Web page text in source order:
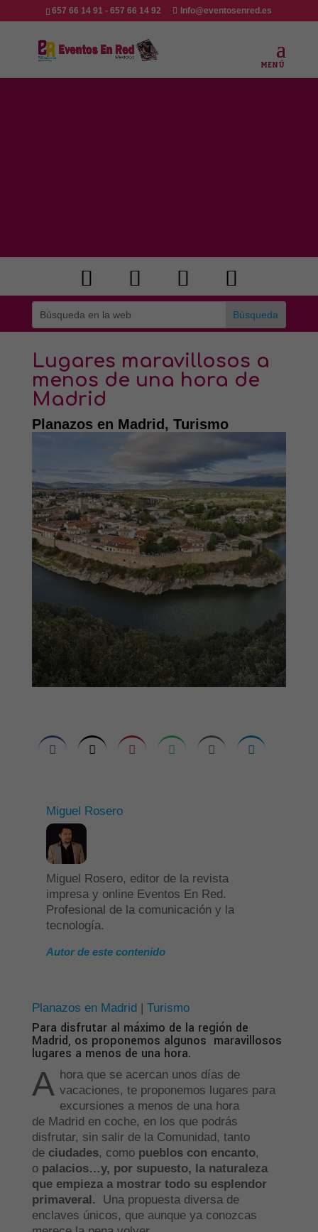
657 66 14 91 - 657 66 14 92 Info@eventosenred.es
Lugares maravillosos a
menos de una hora de
Madrid
Planazos en Madrid , Turismo
Miguel Rosero
Miguel Rosero, editor de la revista
impresa y online Eventos En Red.
Profesional de la comunicación y la
tecnología.
Autor de este contenido
Planazos en Madrid Turismo
Para disfrutar al máximo de la región de
Madrid, os proponemos algunos maravillosos
lugares a menos de una hora.
A hora que se acercan unos días de
vacaciones, te proponemos lugares para
excursiones a menos de una hora
de Madrid en coche, en los que podrás
disfrutar, sin salir de la Comunidad, tanto
de ciudades, como pueblos con encanto,
o palacios…y, por supuesto, la naturaleza
que empieza a mostrar todo su esplendor
primaveral.
Una propuesta diversa de
enclaves únicos, que aunque ya conozcas